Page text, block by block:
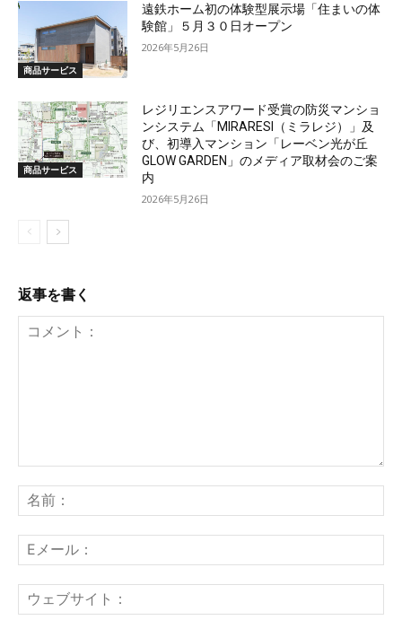
商品サービス
遠鉄ホーム初の体験型展示場「住まいの体
験館」５月３０日オープン
2026年5月26日
商品サービス
レジリエンスアワード受賞の防災マンショ
ンシステム「MIRARESI（ミラレジ）」及
び、初導入マンション「レーベン光が丘
GLOW GARDEN」のメディア取材会のご案
内
2026年5月26日
返事を書く
ン
ト：
前
メ
ー
ェ